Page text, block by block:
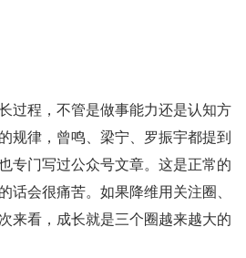
过程，不管是做事能力还是认知方
规律，曾鸣、梁宁、罗振宇都提到
专门写过公众号文章。这是正常的
话会很痛苦。如果降维用关注圈、
来看，成长就是三个圈越来越大的